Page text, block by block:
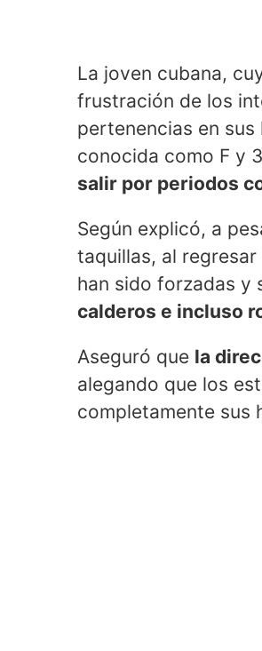
La joven cubana,
frustración de los
pertenencias en
conocida como F y
salir por periodos
Según explicó, a
taquillas, al
han sido forzadas y
calderos e incluso
Aseguró que la
alegando que los
completamente sus